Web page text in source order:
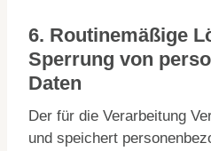
6. Routinemäßige
Sperrung von
Daten
Der für die Verarbeitung
und speichert